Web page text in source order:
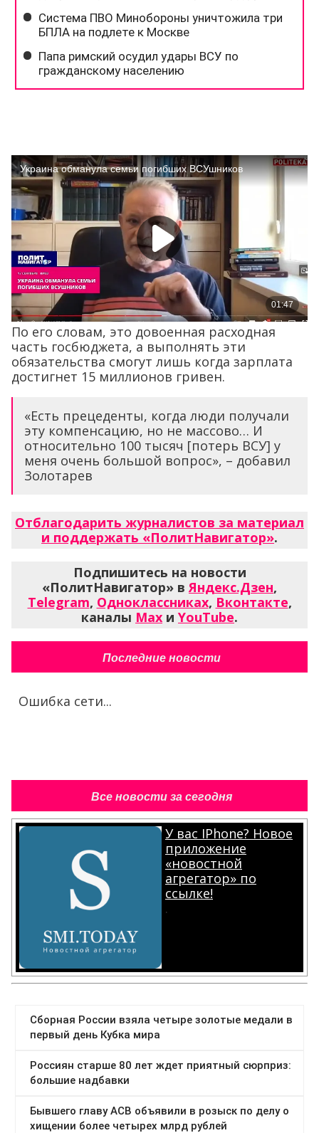
По его словам, это довоенная расходная
часть госбюджета, а выполнять эти
обязательства смогут лишь когда зарплата
достигнет 15 миллионов гривен.
«Есть прецеденты, когда люди получали
эту компенсацию, но не массово… И
относительно 100 тысяч [потерь ВСУ] у
меня очень большой вопрос», – добавил
Золотарев
Отблагодарить журналистов за материал
и поддержать «ПолитНавигатор».
Подпишитесь на новости
«ПолитНавигатор» вЯндекс.Дзен,
Telegram, Одноклассниках, Вконтакте,
каналы Max и YouTube.
Последние новости
Ошибка сети...
Все новости за сегодня
У вас IPhone? Новое
приложение
«новостной
агрегатор» по
ссылке!
.